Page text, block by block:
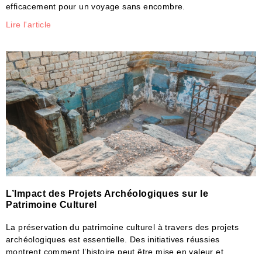
efficacement pour un voyage sans encombre.
Lire l'article
L’Impact des Projets Archéologiques sur le
Patrimoine Culturel
La préservation du patrimoine culturel à travers des projets
archéologiques est essentielle. Des initiatives réussies
montrent comment l’histoire peut être mise en valeur et